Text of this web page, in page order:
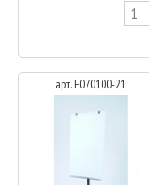
арт. F070100-21